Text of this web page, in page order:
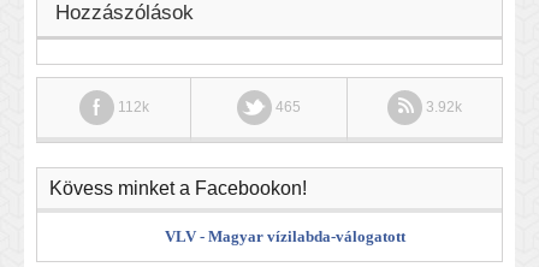
Hozzászólások
112k 465 3.92k
Kövess minket a Facebookon!
VLV - Magyar vízilabda-válogatott